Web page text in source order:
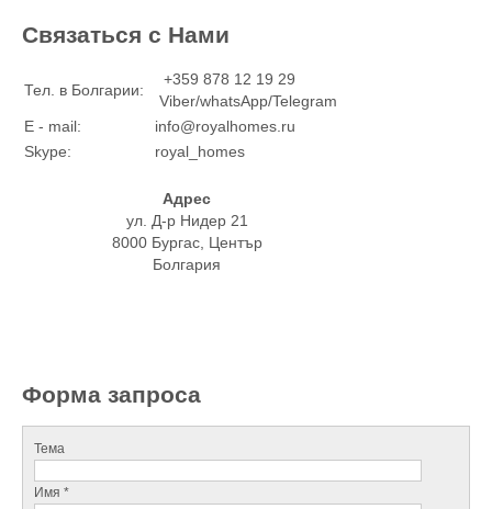
Связаться с Нами
Тел. в Болгарии:
+359 878 12 19 29
Viber/whatsApp/Telegram
E - mail:
info@royalhomes.ru
Skype:
royal_homes
Адрес
ул. Д-р Нидер 21
8000 Бургас, Център
Болгария
Форма запроса
Тема
Имя *